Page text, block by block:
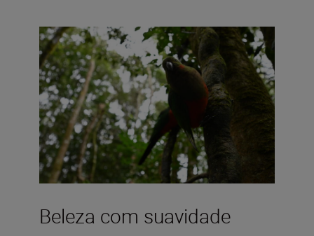
Beleza com suavidade